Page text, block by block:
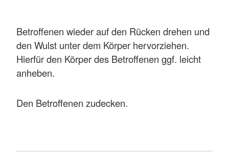
Betroffenen wieder auf den Rücken drehen und
den Wulst unter dem Körper hervorziehen.
Hierfür den Körper des Betroffenen ggf. leicht
anheben.
Den Betroffenen zudecken.